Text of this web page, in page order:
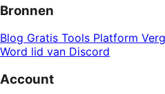
Bronnen
Blog Gratis Tools Platform
Word lid van Discord
Account